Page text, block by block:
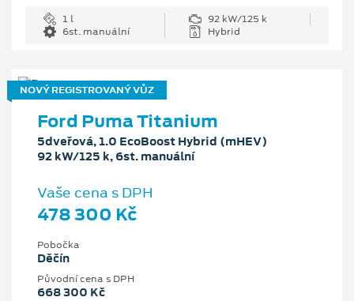
1 l
92 kW/125 k
6st. manuální
Hybrid
NOVÝ REGISTROVANÝ VŮZ
Ford Puma Titanium
5dveřová, 1.0 EcoBoost Hybrid (mHEV)
92 kW/125 k, 6st. manuální
Vaše cena s DPH
478 300 Kč
Pobočka
Děčín
Původní cena s DPH
668 300 Kč